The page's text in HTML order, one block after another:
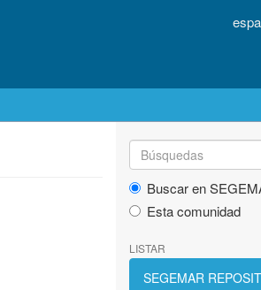
Buscar en
Esta comunidad
LISTAR
SEGEMAR